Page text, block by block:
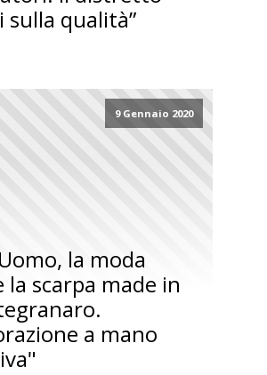
sulla qualità”
9 Gennaio 2020
la moda
la scarpa made in
a mano